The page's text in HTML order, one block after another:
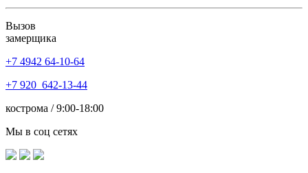
Вызов
замерщика
+7 4942 64-10-64
+7 920 642-13-44
кострома / 9:00-18:00
Мы в соц сетях